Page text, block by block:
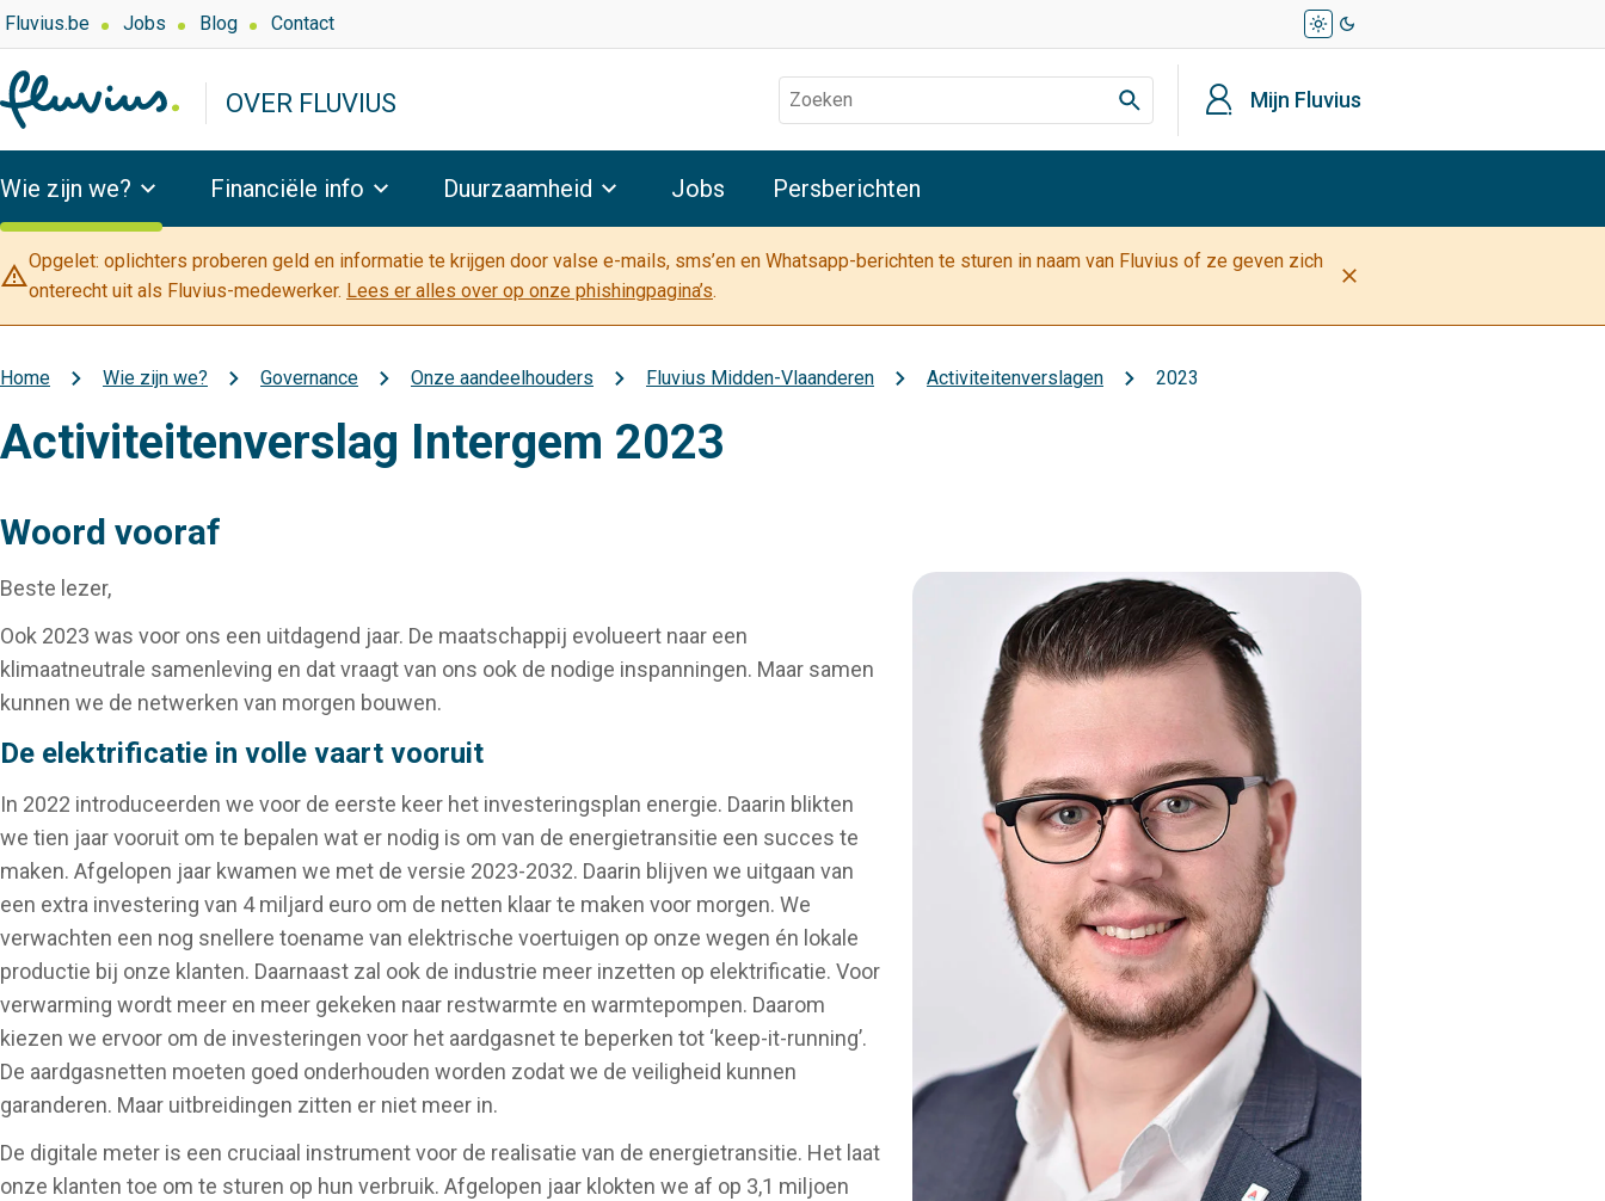
Overslaan
en
naar
de
inhoud
gaan
Top
navigation
Over
Fluvius
Fluvius.be Jobs Blog Contact light_mode dark_mode
OVER FLUVIUS
Zoeken profiel Mijn Fluvius
Wie zijn we? Financiële info Duurzaamheid Jobs Persberichten
warning_amber
Opgelet: oplichters proberen geld en informatie te krijgen door valse e-mails, sms’en en Whatsapp-berichten te sturen in naam van Fluvius of ze geven zich
onterecht uit als Fluvius-medewerker. Lees er alles over op onze phishingpagina’s.
close
Kruimelpad
Home Wie zijn we? Governance Onze aandeelhouders Fluvius Midden-Vlaanderen Activiteitenverslagen 2023
Activiteitenverslag Intergem 2023
Woord vooraf
Beste lezer,
Ook 2023 was voor ons een uitdagend jaar. De maatschappij evolueert naar een
klimaatneutrale samenleving en dat vraagt van ons ook de nodige inspanningen. Maar samen
kunnen we de netwerken van morgen bouwen.
De elektrificatie in volle vaart vooruit
In 2022 introduceerden we voor de eerste keer het investeringsplan energie. Daarin blikten
we tien jaar vooruit om te bepalen wat er nodig is om van de energietransitie een succes te
maken. Afgelopen jaar kwamen we met de versie 2023-2032. Daarin blijven we uitgaan van
een extra investering van 4 miljard euro om de netten klaar te maken voor morgen. We
verwachten een nog snellere toename van elektrische voertuigen op onze wegen én lokale
productie bij onze klanten. Daarnaast zal ook de industrie meer inzetten op elektrificatie. Voor
verwarming wordt meer en meer gekeken naar restwarmte en warmtepompen. Daarom
kiezen we ervoor om de investeringen voor het aardgasnet te beperken tot ‘keep-it-running’.
De aardgasnetten moeten goed onderhouden worden zodat we de veiligheid kunnen
garanderen. Maar uitbreidingen zitten er niet meer in.
De digitale meter is een cruciaal instrument voor de realisatie van de energietransitie. Het laat
onze klanten toe om te sturen op hun verbruik. Afgelopen jaar klokten we af op 3,1 miljoen